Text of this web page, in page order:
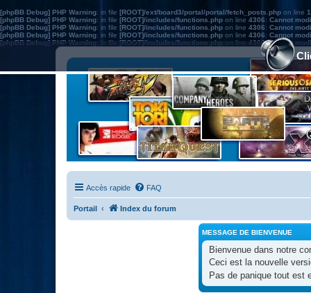
[phpBB Debug] PHP Warning: in file [ROOT]/ext/board3/portal/portal/fetch_posts.php on line
[phpBB Debug] PHP Warning: in file [ROOT]/includes/functions.php on line 4306: Cannot
[phpBB Debug] PHP Warning: in file [ROOT]/includes/functions.php on line 4306: Cannot
[phpBB Debug] PHP Warning: in file [ROOT]/includes/functions.php on line 4306: Cannot
[phpBB Debug] PHP Warning: in file [ROOT]/includes/functions.php on line 4306:Cannot
Accès rapide FAQ
Portail Index du forum
MESSAGE DE BIENVENUE
Bienvenue dans notre
Ceci est la nouvelle
Pas de panique tout est